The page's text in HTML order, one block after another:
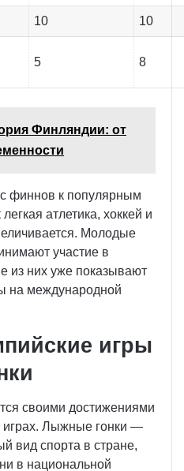
10 10
5 8
Финляндии: от
финнов к популярным
атлетика, хоккей и
Молодые
участие в
из них уже показывают
на международной
игры
своими достижениями
играх. Лыжные гонки —
вид спорта в стране,
в национальной